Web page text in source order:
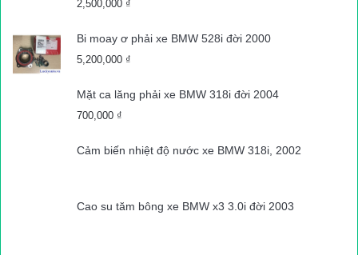
2,500,000 ₫
Bi moay ơ phải xe BMW 528i đời 2000
5,200,000 ₫
Mặt ca lăng phải xe BMW 318i đời 2004
700,000 ₫
Cảm biến nhiệt độ nước xe BMW 318i, 2002
Cao su tăm bông xe BMW x3 3.0i đời 2003